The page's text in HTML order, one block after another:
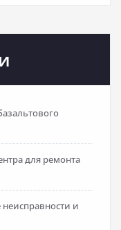
для ремонта
и